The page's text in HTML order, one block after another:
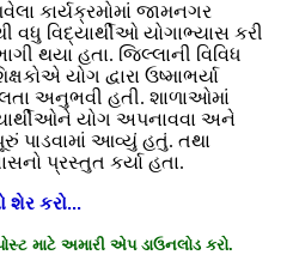
કાર્યક્રમોમાં જામનગર
વિદ્યાર્થીઓ યોગાભ્યાસ કરી
થયા હતા. જિલ્લાની વિવિધ
યોગ દ્વારા ઉષ્માભર્યા
અનુભવી હતી. શાળાઓમાં
યોગ અપનાવવા અને
પાડવામાં આવ્યું હતું. તથા
પ્રસ્તુત કર્યા હતા.
શેર કરો...
માટે અમારી એપ ડાઉનલોડ કરો.